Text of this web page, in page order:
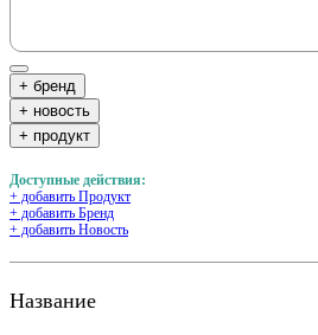
+ бренд
+ новость
+ продукт
Доступные действия:
+ добавить Продукт
+ добавить Бренд
+ добавить Новость
Название